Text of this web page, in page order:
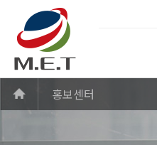
홍보센터